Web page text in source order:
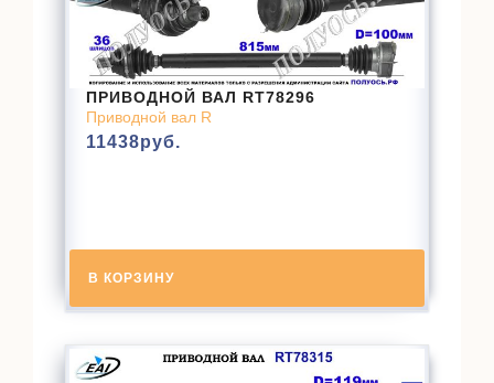
ПРИВОДНОЙ ВАЛ RT78296
Приводной вал R
11438руб.
В КОРЗИНУ